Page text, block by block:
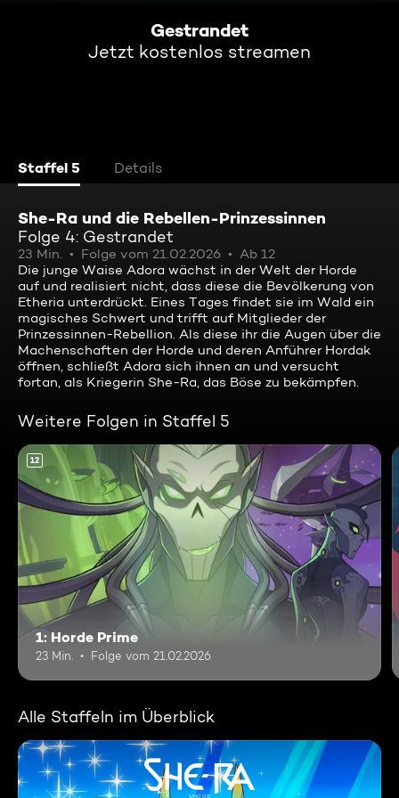
Gestrandet
Jetzt kostenlos streamen
Staffel 5 Details
She-Ra und die Rebellen-Prinzessinnen
Folge 4: Gestrandet
23 Min. Folge vom 21.02.2026
Ab 12
Die junge Waise Adora wächst in der Welt der Horde
auf und realisiert nicht, dass diese die Bevölkerung von
Etheria unterdrückt. Eines Tages findet sie im Wald ein
magisches Schwert und trifft auf Mitglieder der
Prinzessinnen-Rebellion. Als diese ihr die Augen über die
Machenschaften der Horde und deren Anführer Hordak
öffnen, schließt Adora sich ihnen an und versucht
fortan, als Kriegerin She-Ra, das Böse zu bekämpfen.
Weitere Folgen in Staffel 5
12
1: Horde Prime
23 Min. Folge vom 21.02.2026
Alle Staffeln im Überblick